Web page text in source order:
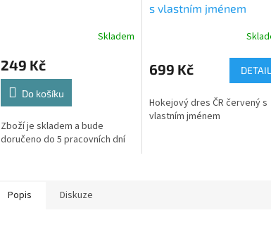
Skladem
249 Kč
Do košíku
Zboží je skladem a bude
doručeno do 5 pracovních dní
s vlastním jménem
699 Kč DETAIL
Hokejový dres ČR červený s
vlastním jménem
Popis Diskuze